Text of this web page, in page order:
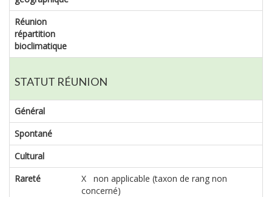
Réunion
répartition
bioclimatique
STATUT RÉUNION
Général
Spontané
Cultural
Rareté
X non applicable (taxon de rang non
concerné)